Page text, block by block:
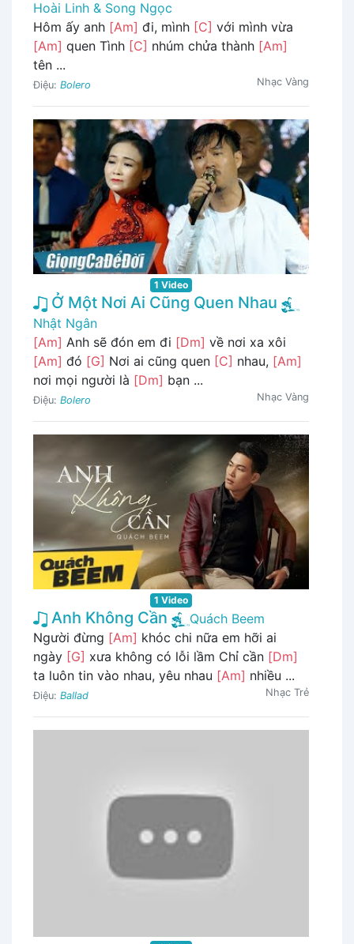
Hoài Linh & Song Ngọc
Hôm ấy anh [Am] đi, mình [C] với mình vừa
[Am] quen Tình [C] nhúm chửa thành [Am]
tên ...
Điệu: Bolero Nhạc Vàng
1 Video
Ở Một Nơi Ai Cũng Quen Nhau
Nhật Ngân
[Am] Anh sẽ đón em đi [Dm] về nơi xa xôi
[Am] đó [G] Nơi ai cũng quen [C] nhau, [Am]
nơi mọi người là [Dm] bạn ...
Điệu: Bolero Nhạc Vàng
1 Video
Anh Không Cần
Quách Beem
Người đừng [Am] khóc chi nữa em hỡi ai
ngày [G] xưa không có lỗi lầm Chỉ cần [Dm]
ta luôn tin vào nhau, yêu nhau [Am] nhiều ...
Điệu: Ballad Nhạc Trẻ